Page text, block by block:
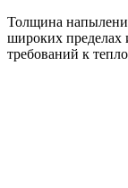
Толщина
широких пределах
требований к